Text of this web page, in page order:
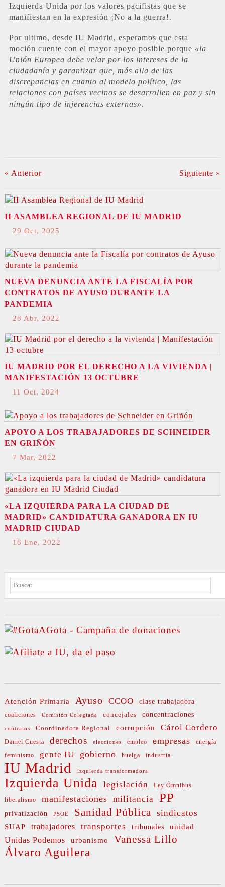
Izquierda Unida por los valores pacifistas que se
manifiestan en la expresión ¡No a la guerra!.
Por ultimo, desde IU Madrid, esperamos que esta
moción cuente con el mayor apoyo posible porque «la
Unión Europea debe velar por los intereses de la
ciudadanía y garantizar que, más alla de las
discrepancias en cuanto al modelo político, las
relaciones con países vecinos se desarrollen en paz y sin
ningún tipo de injerencias externas».
« Anterior Siguiente »
II ASAMBLEA REGIONAL DE IU MADRID
29 Oct, 2025
NUEVA DENUNCIA ANTE LA FISCALÍA POR
CONTRATOS DE AYUSO DURANTE LA
PANDEMIA
28 Abr, 2022
IU MADRID POR EL DERECHO A LA VIVIENDA |
MANIFESTACIÓN 13 OCTUBRE
11 Oct, 2024
APOYO A LOS TRABAJADORES DE SCHNEIDER
EN GRIÑÓN
7 Mar, 2022
«LA IZQUIERDA PARA LA CIUDAD DE
MADRID» CANDIDATURA GANADORA EN IU
MADRID CIUDAD
18 Ene, 2022
BUSCAR
Atención Primaria Ayuso CCOO clase trabajadora
coaliciones Comisión Colegiada concejales concentraciones
contratos Coordinadora Regional corrupción Cárol Cordero
Daniel Cuesta derechos elecciones empleo empresas energía
feminismo gente IU gobierno huelga industria
IU Madrid izquierda transformadora
Izquierda Unida legislación Ley Ómnibus
liberalismo manifestaciones militancia PP
privatización PSOE Sanidad Pública sindicatos
SUAP trabajadores transportes tribunales unidad
Unidas Podemos urbanismo Vanessa Lillo
Álvaro Aguilera